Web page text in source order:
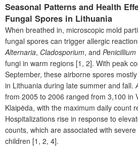
Seasonal Patterns and Health
Fungal Spores in Lithuania
When breathed in, microscopic mold
fungal spores can trigger allergic
Alternaria, Cladosporium, and Penicillium
fungi in warm regions [1, 2]. With peak
September, these airborne spores
in Lithuania during late summer and fall.
from 2005 to 2006 ranged from 3,100 in
Klaipėda, with the maximum daily count
Hospitalizations rise in response to
counts, which are associated with
children [1, 2, 4].